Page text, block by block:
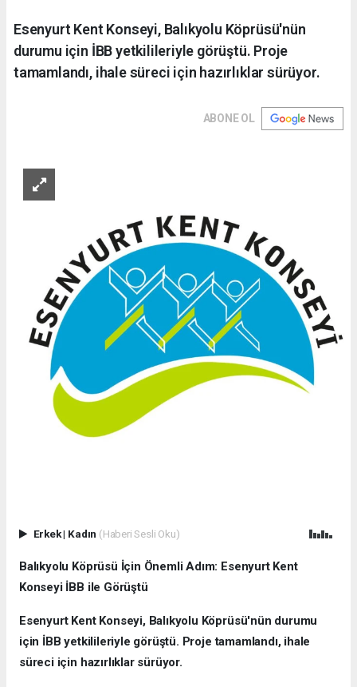
Esenyurt Kent Konseyi, Balıkyolu Köprüsü'nün
durumu için İBB yetkilileriyle görüştü. Proje
tamamlandı, ihale süreci için hazırlıklar sürüyor.
ABONE OL
Erkek| Kadın (Haberi Sesli Oku)
Balıkyolu Köprüsü İçin Önemli Adım: Esenyurt Kent
Konseyi İBB ile Görüştü
Esenyurt Kent Konseyi, Balıkyolu Köprüsü'nün durumu
için İBB yetkilileriyle görüştü. Proje tamamlandı, ihale
süreci için hazırlıklar sürüyor.